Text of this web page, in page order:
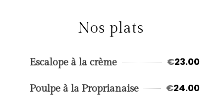
Nos plats
Escalope à la crème €23.00
Poulpe à la Proprianaise €24.00